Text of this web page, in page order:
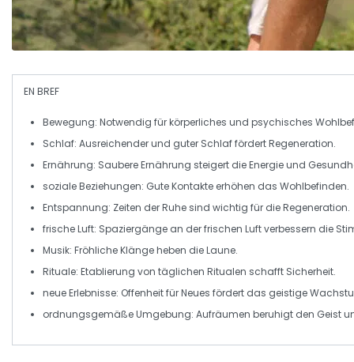
EN BREF
Bewegung: Notwendig für körperliches und psychisches
Schlaf: Ausreichender und guter Schlaf fördert Regeneration.
Ernährung: Saubere Ernährung steigert die Energie und
soziale Beziehungen: Gute Kontakte erhöhen das Wohlbefinden.
Entspannung: Zeiten der Ruhe sind wichtig für die Regeneration.
frische Luft: Spaziergänge an der frischen Luft verbessern die
Musik: Fröhliche Klänge heben die Laune.
Rituale: Etablierung von täglichen Ritualen schafft Sicherheit.
neue Erlebnisse: Offenheit für Neues fördert das geistige
ordnungsgemäße Umgebung: Aufräumen beruhigt den Geist